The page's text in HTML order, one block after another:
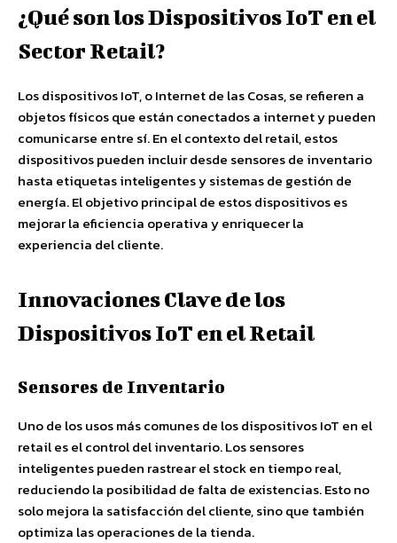
¿Qué son los Dispositivos IoT en el
Sector Retail?
Los dispositivos IoT, o Internet de las Cosas, se refieren a
objetos físicos que están conectados a internet y pueden
comunicarse entre sí. En el contexto del retail, estos
dispositivos pueden incluir desde sensores de inventario
hasta etiquetas inteligentes y sistemas de gestión de
energía. El objetivo principal de estos dispositivos es
mejorar la eficiencia operativa y enriquecer la
experiencia del cliente.
Innovaciones Clave de los
Dispositivos IoT en el Retail
Sensores de Inventario
Uno de los usos más comunes de los dispositivos IoT en el
retail es el control del inventario. Los sensores
inteligentes pueden rastrear el stock en tiempo real,
reduciendo la posibilidad de falta de existencias. Esto no
solo mejora la satisfacción del cliente, sino que también
optimiza las operaciones de la tienda.